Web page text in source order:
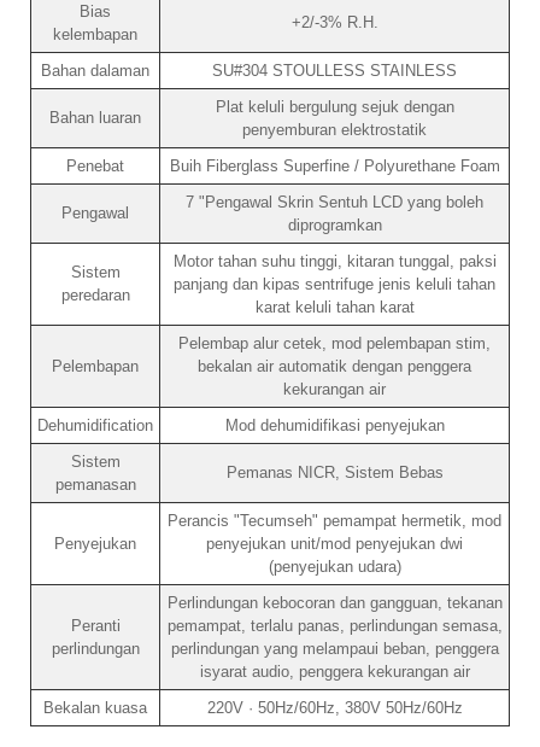
Bias
kelembapan
+2/-3% R.H.
Bahan dalaman SU#304 STOULLESS STAINLESS
Bahan luaran
Plat keluli bergulung sejuk dengan
penyemburan elektrostatik
Penebat
Buih Fiberglass Superfine / Polyurethane Foam
Pengawal
7 "Pengawal Skrin Sentuh LCD yang boleh
diprogramkan
Sistem
peredaran
Motor tahan suhu tinggi, kitaran tunggal, paksi
panjang dan kipas sentrifuge jenis keluli tahan
karat keluli tahan karat
Pelembapan
Pelembap alur cetek, mod pelembapan stim,
bekalan air automatik dengan penggera
kekurangan air
Dehumidification
Mod dehumidifikasi penyejukan
Sistem
pemanasan
Pemanas NICR, Sistem Bebas
Penyejukan
Perancis "Tecumseh" pemampat hermetik, mod
penyejukan unit/mod penyejukan dwi
(penyejukan udara)
Peranti
perlindungan
Perlindungan kebocoran dan gangguan, tekanan
pemampat, terlalu panas, perlindungan semasa,
perlindungan yang melampaui beban, penggera
isyarat audio, penggera kekurangan air
Bekalan kuasa
220V · 50Hz/60Hz, 380V 50Hz/60Hz